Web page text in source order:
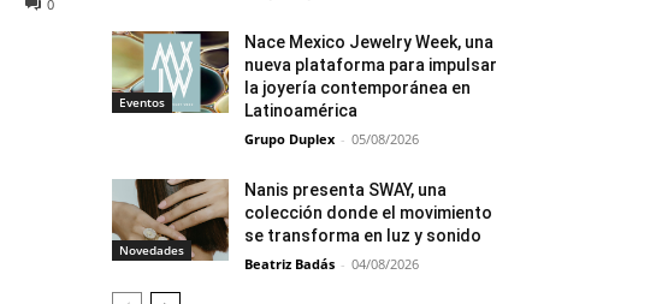
0
Eventos
Nace Mexico Jewelry Week, una
nueva plataforma para impulsar
la joyería contemporánea en
Latinoamérica
Grupo Duplex - 05/08/2026
Novedades
Nanis presenta SWAY, una
colección donde el movimiento
se transforma en luz y sonido
Beatriz Badás - 04/08/2026